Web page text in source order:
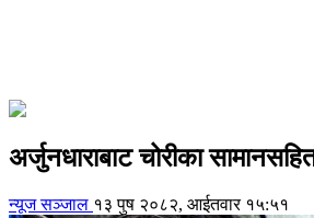
अर्जुनधाराबाट चोरीका
न्यूज सञ्जाल १३ पुष २०८२, आईतवार १५:५१